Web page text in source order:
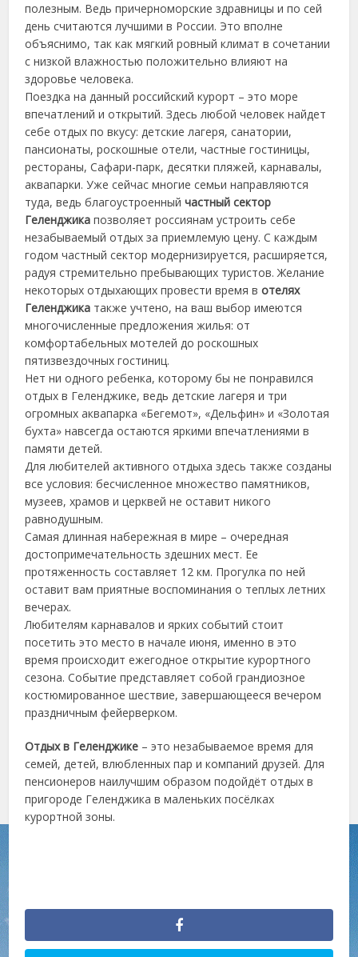
полезным. Ведь причерноморские здравницы и по сей
день считаются лучшими в России. Это вполне
объяснимо, так как мягкий ровный климат в сочетании
с низкой влажностью положительно влияют на
здоровье человека.
Поездка на данный российский курорт – это море
впечатлений и открытий. Здесь любой человек найдет
себе отдых по вкусу: детские лагеря, санатории,
пансионаты, роскошные отели, частные гостиницы,
рестораны, Сафари-парк, десятки пляжей, карнавалы,
аквапарки. Уже сейчас многие семьи направляются
туда, ведь благоустроенныйчастный сектор
Геленджика позволяет россиянам устроить себе
незабываемый отдых за приемлемую цену. С каждым
годом частный сектор модернизируется, расширяется,
радуя стремительно пребывающих туристов. Желание
некоторых отдыхающих провести время вотелях
Геленджика также учтено, на ваш выбор имеются
многочисленные предложения жилья: от
комфортабельных мотелей до роскошных
пятизвездочных гостиниц.
Нет ни одного ребенка, которому бы не понравился
отдых в Геленджике, ведь детские лагеря и три
огромных аквапарка «Бегемот», «Дельфин» и «Золотая
бухта» навсегда остаются яркими впечатлениями в
памяти детей.
Для любителей активного отдыха здесь также созданы
все условия: бесчисленное множество памятников,
музеев, храмов и церквей не оставит никого
равнодушным.
Самая длинная набережная в мире – очередная
достопримечательность здешних мест. Ее
протяженность составляет 12 км. Прогулка по ней
оставит вам приятные воспоминания о теплых летних
вечерах.
Любителям карнавалов и ярких событий стоит
посетить это место в начале июня, именно в это
время происходит ежегодное открытие курортного
сезона. Событие представляет собой грандиозное
костюмированное шествие, завершающееся вечером
праздничным фейерверком.
Отдых в Геленджике – это незабываемое время для
семей, детей, влюбленных пар и компаний друзей. Для
пенсионеров наилучшим образом подойдёт отдых в
пригороде Геленджика в маленьких посёлках
курортной зоны.